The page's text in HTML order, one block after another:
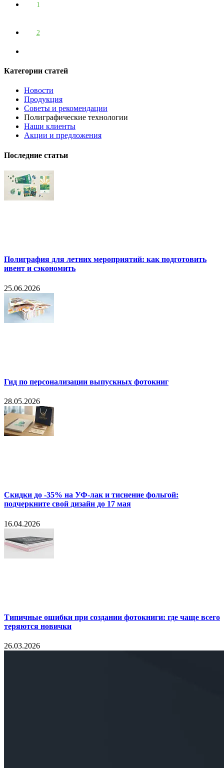
1
2
Категории статей
Новости
Продукция
Советы и рекомендации
Полиграфические технологии
Наши клиенты
Акции и предложения
Последние статьи
Полиграфия для летних мероприятий: как подготовить
ивент и сэкономить
25.06.2026
Гид по персонализации выпускных фотокниг
28.05.2026
Скидки до -35% на УФ-лак и тиснение фольгой:
подчеркните свой дизайн до 17 мая
16.04.2026
Типичные ошибки при создании фотокниги: где чаще всего
теряются новички
26.03.2026